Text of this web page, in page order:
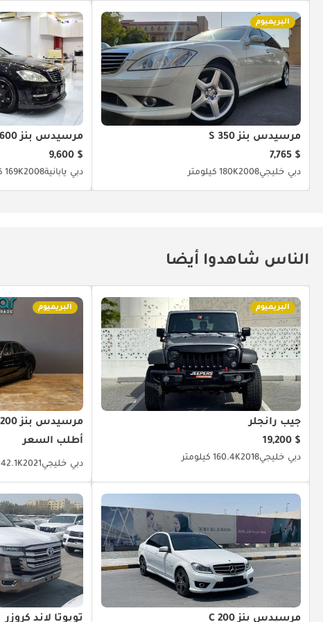
البريميوم
مرسيدس بنز S 350
$ 7,765
دبي خليجي2008180K كيلومتر
مرسيدس بنز S 600
$ 9,600
دبي يابانية2008169K كيلومتر
الناس شاهدوا أيضا
البريميوم
جيب رانجلر
$ 19,200
دبي خليجي2018160.4K كيلومتر
البريميوم
مرسيدس بنز C 200
أطلب السعر
دبي خليجي202142.1K كيلومتر
مرسيدس بنز C 200 تويوتا لاند كروزر